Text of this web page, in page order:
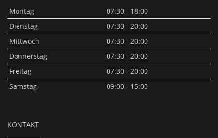
Montag
07:30 - 18:00
Dienstag
07:30 - 20:00
Mittwoch
07:30 - 20:00
Donnerstag
07:30 - 20:00
Freitag
07:30 - 20:00
Samstag
09:00 - 15:00
KONTAKT